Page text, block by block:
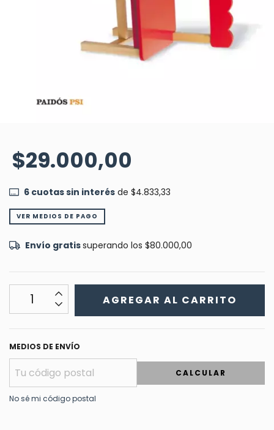
$29.000,00
6cuotas sin interésde $4.833,33
VER MEDIOS DE PAGO
Envío gratissuperando los $80.000,00
MEDIOS DE ENVÍO
CALCULAR
No sé mi código postal